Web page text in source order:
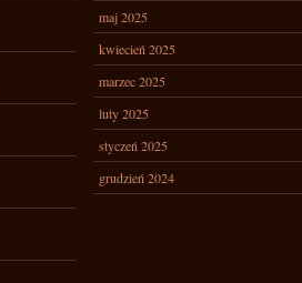
maj 2025
kwiecień 2025
marzec 2025
luty 2025
styczeń 2025
grudzień 2024